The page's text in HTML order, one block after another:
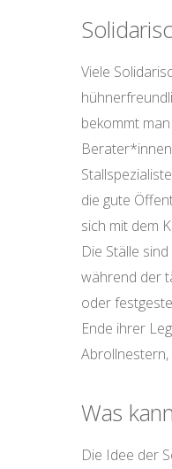
Viele
bekommt
die gute
sich mit dem
Die Ställe
während der
oder
Ende ihrer
Was
Die Idee der